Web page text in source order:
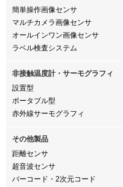
簡単操作画像センサ
マルチカメラ画像センサ
オールインワン画像センサ
ラベル検査システム
非接触温度計・サーモグラフィ
設置型
ポータブル型
赤外線サーモグラフィ
その他製品
距離センサ
超音波センサ
バーコード・2次元コード